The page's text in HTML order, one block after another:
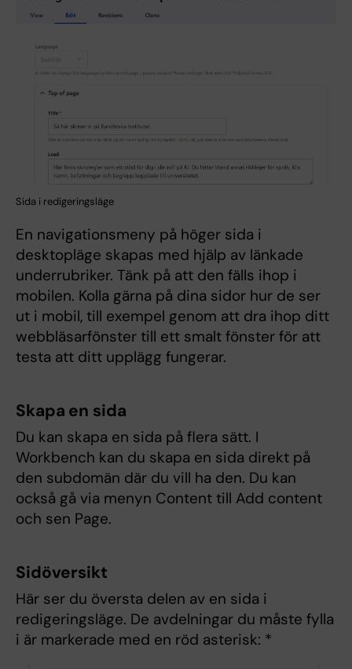
Sida i redigeringsläge
En navigationsmeny på höger sida i
desktopläge skapas med hjälp av länkade
underrubriker. Tänk på att den fälls ihop i
mobilen. Kolla gärna på dina sidor hur de ser
ut i mobil, till exempel genom att dra ihop ditt
webbläsarfönster till ett smalt fönster för att
testa att ditt upplägg fungerar.
Skapa en sida
Du kan skapa en sida på flera sätt. I
Workbench kan du skapa en sida direkt på
den subdomän där du vill ha den. Du kan
också gå via menyn Content till Add content
och sen Page.
Sidöversikt
Här ser du översta delen av en sida i
redigeringsläge. De avdelningar du måste fylla
i är markerade med en röd asterisk: *